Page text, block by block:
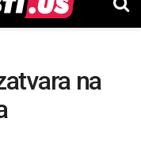
na